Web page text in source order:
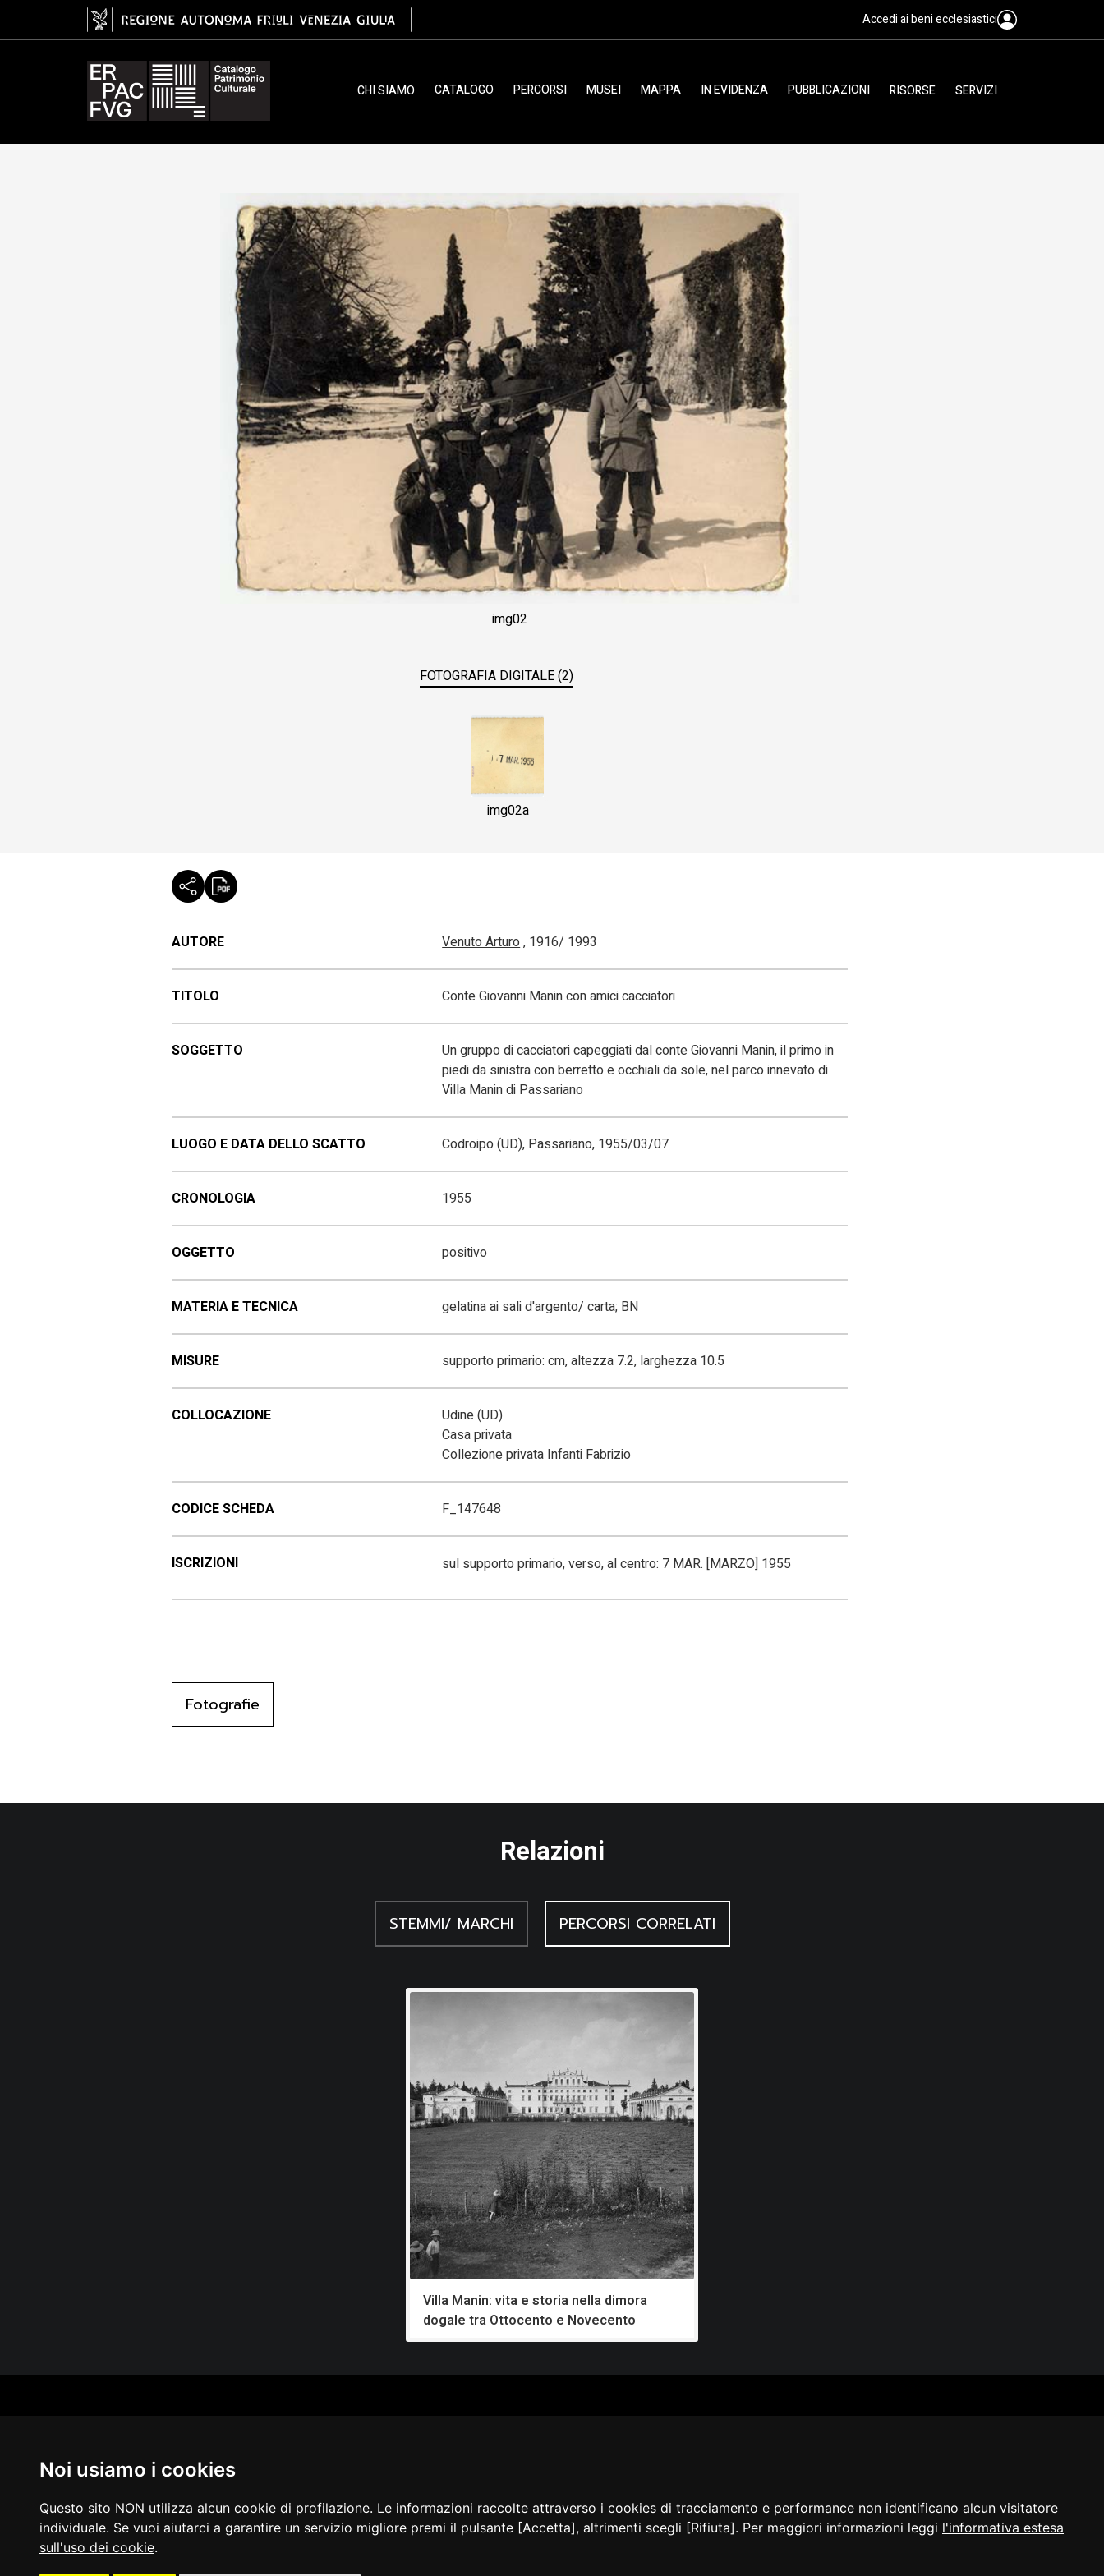
Noi usiamo i cookies
Questo sito NON utilizza alcun cookie di profilazione. Le informazioni raccolte attraverso i cookies di tracciamento e performance non identificano alcun visitatore
individuale. Se vuoi aiutarci a garantire un servizio migliore premi il pulsante [Accetta], altrimenti scegli [Rifiuta]. Per maggiori informazioni leggi l'informativa estesa
sull'uso dei cookie.
gelatina ai sali d'argento/ carta, Venuto Arturo Accedi ai beni ecclesiastici
CHI SIAMO CATALOGO PERCORSI MUSEI MAPPA IN EVIDENZA PUBBLICAZIONI RISORSE SERVIZI
img02
FOTOGRAFIA DIGITALE (2)
img02a
AUTORE Venuto Arturo, 1916/ 1993
TITOLO Conte Giovanni Manin con amici cacciatori
SOGGETTO
Un gruppo di cacciatori capeggiati dal conte Giovanni Manin, il primo in
piedi da sinistra con berretto e occhiali da sole, nel parco innevato di
Villa Manin di Passariano
LUOGO E DATA DELLO SCATTO Codroipo (UD), Passariano, 1955/03/07
CRONOLOGIA 1955
OGGETTO positivo
MATERIA E TECNICA gelatina ai sali d'argento/ carta; BN
MISURE supporto primario: cm, altezza 7.2, larghezza 10.5
COLLOCAZIONE
Udine (UD)
Casa privata
Collezione privata Infanti Fabrizio
CODICE SCHEDA F_147648
ISCRIZIONI sul supporto primario, verso, al centro: 7 MAR. [MARZO] 1955
Fotografie
Relazioni
STEMMI/ MARCHI PERCORSI CORRELATI
Villa Manin: vita e storia nella dimora
dogale tra Ottocento e Novecento
PUBBLICAZIONI
Convegni, seminari, eventi
AMMER